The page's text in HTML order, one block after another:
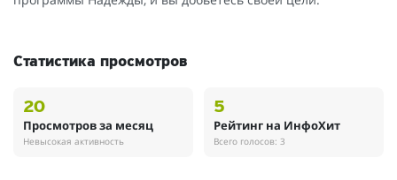
Статистика просмотров
20
Просмотров за месяц
Невысокая активность
5
Рейтинг на ИнфоХит
Всего голосов: 3